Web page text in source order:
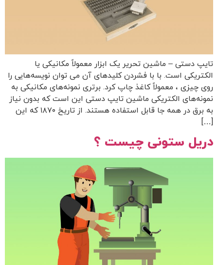
تایپ دستی – ماشین تحریر یک ابزار معمولاً مکانیکی یا
الکتریکی است. با با فشردن کلیدهای آن می توان نویسه‌هایی را
روی چیزی ، معمولاً کاغذ چاپ کرد. برتری نمونه‌های مکانیکی به
نمونه‌های الکتریکی ماشین تایپ دستی این است که بدون نیاز
به برق در همه جا قابل استفاده هستند. از تاریخ ۱۸۷۰ که این
[…]
دریل ستونی چیست ؟